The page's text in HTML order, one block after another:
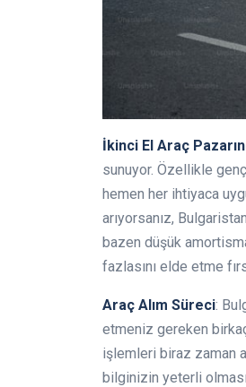
İkinci El Araç
sunuyor. Özellikle
hemen her ihtiyaca
arıyorsanız,
bazen düşük
fazlasını elde etme
Araç Alım Süreci:
etmeniz gereken
işlemleri biraz zaman
bilginizin yeterli